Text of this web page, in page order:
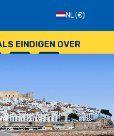
NL(€)
EINDIGEN OVER